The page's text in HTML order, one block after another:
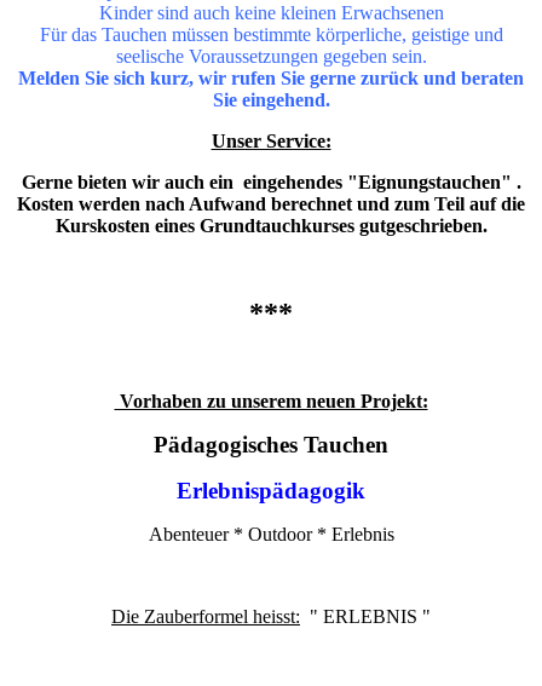
Kinder sind auch keine kleinen Erwachsenen
Für das Tauchen müssen bestimmte körperliche, geistige und
seelische Voraussetzungen gegeben sein.
Melden Sie sich kurz, wir rufen Sie gerne zurück und beraten
Sie eingehend.
Unser Service:
Gerne bieten wir auch ein eingehendes "Eignungstauchen" .
Kosten werden nach Aufwand berechnet und zum Teil auf die
Kurskosten eines Grundtauchkurses gutgeschrieben.
***
Vorhaben zu unserem neuen Projekt:
Pädagogisches Tauchen
Erlebnispädagogik
Abenteuer * Outdoor * Erlebnis
Die Zauberformel heisst: " ERLEBNIS "